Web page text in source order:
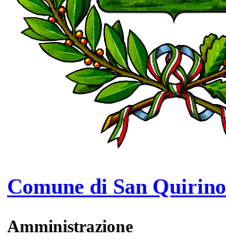
Comune di San Quirino
Amministrazione